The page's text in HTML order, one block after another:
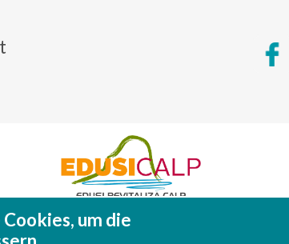
Europeo de Desarrollo Regional (FEDER)
um die